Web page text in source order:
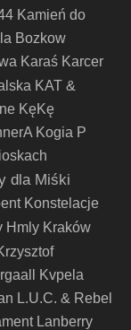
Kamień do
Bozkow
Karaś Karcer
KAT &
KęKę
Kogia P
dla Miśki
Konstelacje
Hmly Kraków
Kvpela
L.U.C. & Rebel
Lanberry